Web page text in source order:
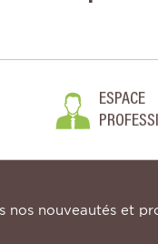
ESPACE
nos nouveautés et